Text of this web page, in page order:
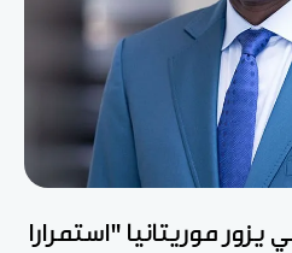
موريتانيا "استمرارا